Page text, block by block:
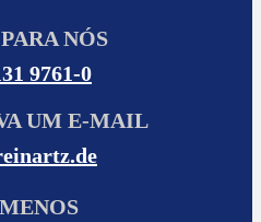
NÓS
9761-0
UM E-MAIL